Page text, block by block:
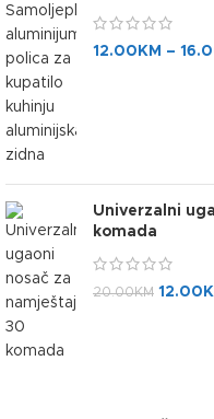
12.00 KM –
Univerzalni
komada
20.00KM 12.00